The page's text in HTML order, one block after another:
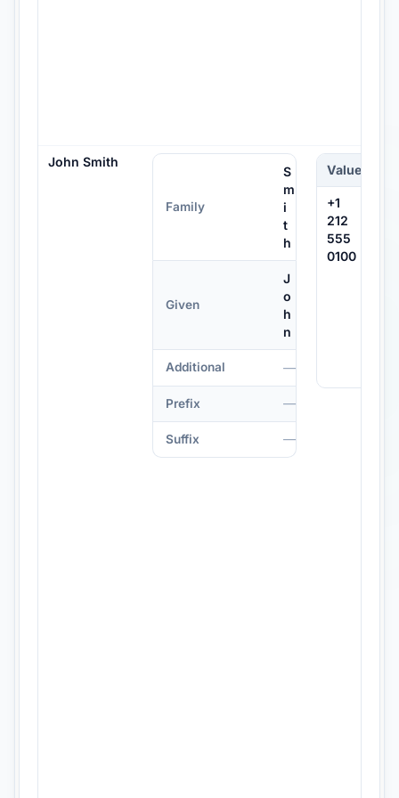
John Smith
Family
S
m
i
t
h
Given
J
o
h
n
Additional —
Prefix —
Suffix —
Value
+1
212
555
0100